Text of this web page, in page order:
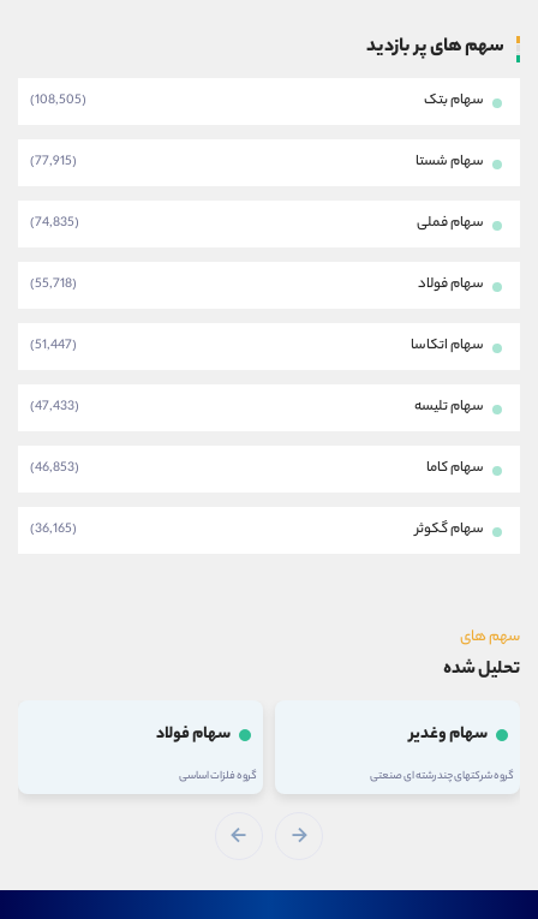
سهم های پر بازدید
سهام بتک (108,505)
سهام شستا (77,915)
سهام فملی (74,835)
سهام فولاد (55,718)
سهام اتکاسا (51,447)
سهام تلیسه (47,433)
سهام کاما (46,853)
سهام گکوثر (36,165)
سهم های
تحلیل شده
سهام وغدیر
گروه شرکتهای چند رشته ای صنعتی
سهام فولاد
گروه فلزات اساسی